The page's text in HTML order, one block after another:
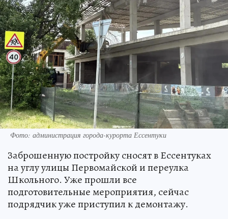
Фото: администрация города-курорта Ессентуки
Заброшенную постройку сносят в Ессентуках
на углу улицы Первомайской и переулка
Школьного. Уже прошли все
подготовительные мероприятия, сейчас
подрядчик уже приступил к демонтажу.